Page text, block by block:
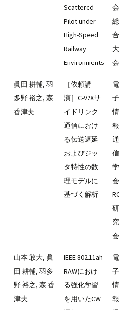
Scattered
Pilot under
High-Speed
Railway
Environments
総
合
大
会
眞田 耕輔, 羽
多野 裕之, 森
香津夫
［依頼講
演］C-V2Xサ
イドリンク
通信におけ
る伝送遅延
およびジッ
タ特性の数
理モデルに
基づく解析
電
子
情
報
通
信
学
研
究
会
山本 敢大, 眞
田 耕輔, 羽多
野 裕之, 森 香
津夫
IEEE 802.11ah
RAWにおけ
る強化学習
を用いたCW
電
子
情
報